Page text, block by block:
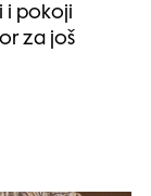
pokoji
za još